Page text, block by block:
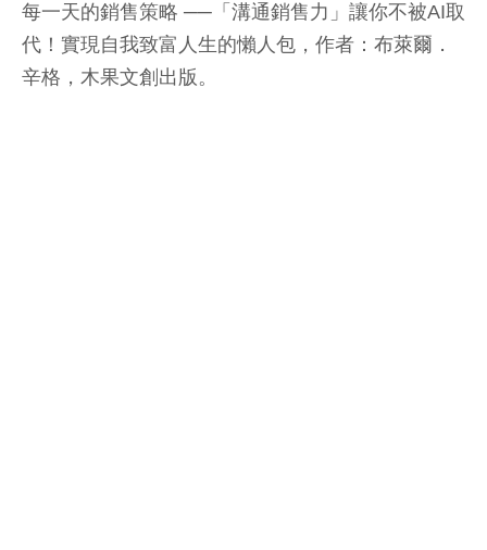
每一天的銷售策略 ──「溝通銷售力」讓你不被AI取
代！實現自我致富人生的懶人包，作者：布萊爾．
辛格，木果文創出版。